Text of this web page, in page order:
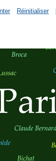
Réinitialiser